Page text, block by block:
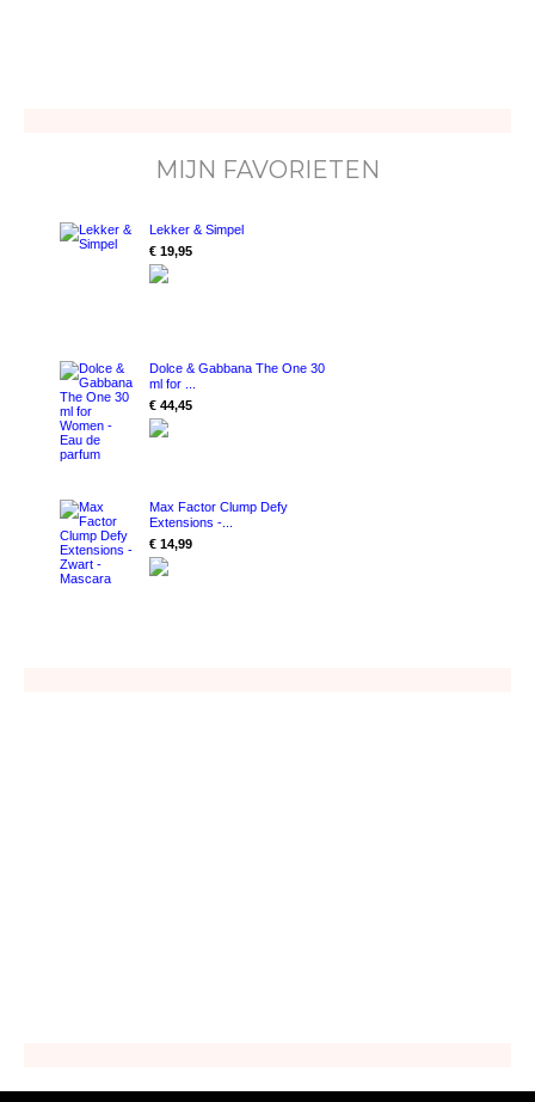
MIJN FAVORIETEN
Lekker & Simpel
€ 19,95
Dolce & Gabbana The One 30
ml for ...
€ 44,45
Max Factor Clump Defy
Extensions -...
€ 14,99